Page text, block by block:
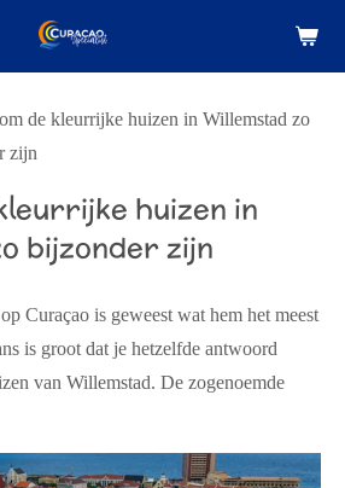
de kleurrijke huizen in Willemstad zo
zijn
huizen in
bijzonder zijn
Curaçao is geweest wat hem het meest
is groot dat je hetzelfde antwoord
van Willemstad. De zogenoemde